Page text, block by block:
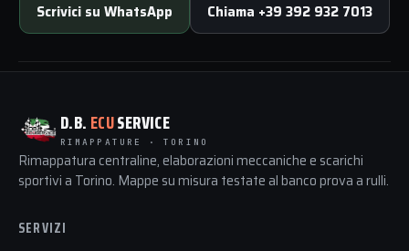
Scrivici su WhatsApp Chiama +39 392 932 7013
D.B. ECUSERVICE
RIMAPPATURE · TORINO
Rimappatura centraline, elaborazioni meccaniche e scarichi
sportivi a Torino. Mappe su misura testate al banco prova a rulli.
SERVIZI